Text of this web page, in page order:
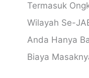
Termasuk
Wilayah Se-
Anda Hanya
Biaya